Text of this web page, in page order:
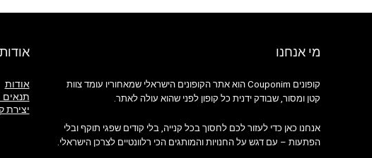
מי אנחנו
קופונים Couponim הוא אתר הקופונים הישראלי שמאחוריו עומד צוות
קטן ומסור, שבודק ידנית כל קופון לפני שהוא עולה לאתר.
אנחנו כאן כדי לעזור לכם לחסוך בכל קנייה, בלי קודים שפגי תוקף ובלי
הפתעות – עם דגש על החנויות והמותגים הכי רלוונטיים לצרכן הישראלי.
אודות
אודות
תנאים
יצירת